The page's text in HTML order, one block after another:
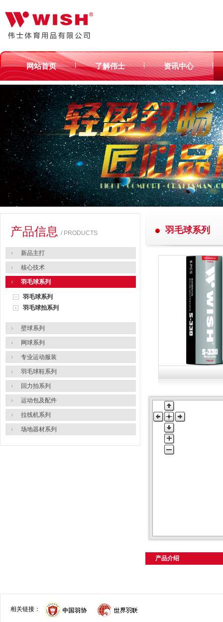
网站首页 | 了解伟士 | 资讯中心 |
产品信息 / PRODUCTS
新品主打
核心技术
羽毛球系列
羽毛球系列
羽毛球拍系列
壁球系列
网球系列
专业运动服装
羽毛球鞋系列
回力拍系列
运动包及配件
拉线机系列
场地器材系列
羽毛球系列
产品介绍
相关链接：